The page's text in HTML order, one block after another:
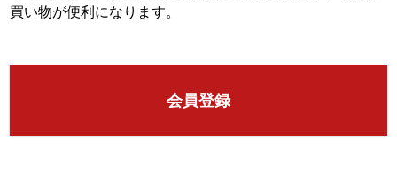
買い物が便利になります。
会員登録